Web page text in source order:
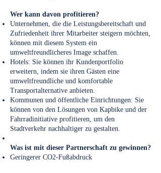
Wer kann davon profitieren?
Unternehmen, die die Leistungsbereitschaft und
Zufriedenheit ihrer Mitarbeiter steigern möchten,
können mit diesem System ein
umweltfreundlicheres Image schaffen.
Hotels: Sie können ihr Kundenportfolio
erweitern, indem sie ihren Gästen eine
umweltfreundliche und komfortable
Transportalternative anbieten.
Kommunen und öffentliche Einrichtungen: Sie
können von den Lösungen von Kapbike und der
Fahrradinitiative profitieren, um den
Stadtverkehr nachhaltiger zu gestalten.
Was ist mit dieser Partnerschaft zu gewinnen?
Geringerer CO2-Fußabdruck